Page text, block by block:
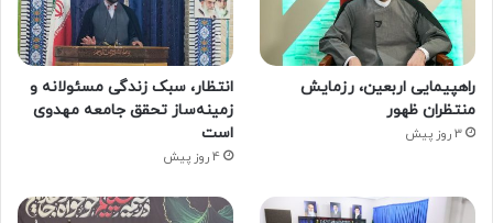
راهپیمایی اربعین، رزمایش
منتظران ظهور
3 روز پیش
انتظار، سبک زندگی مسئولانه و
زمینه‌ساز تحقق جامعه مهدوی
است
4 روز پیش